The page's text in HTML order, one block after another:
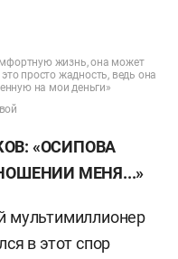
жизнь, она может
просто жадность, ведь она
на мои деньги»
«ОСИПОВА
МЕНЯ...»
мультимиллионер
в этот спор